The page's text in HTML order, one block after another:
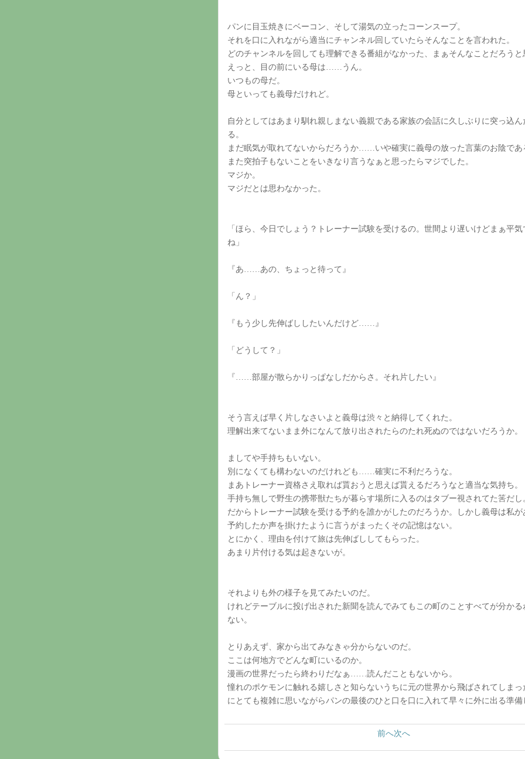
パンに目玉焼きにベーコン、そして湯気の立ったコーンスープ。
それを口に入れながら適当にチャンネル回していたらそんなことを言われた。
どのチャンネルを回しても理解できる番組がなかった、まぁそんなことだろうと
えっと、目の前にいる母は……うん。
いつもの母だ。
母といっても義母だけれど。
自分としてはあまり馴れ親しまない義親である家族の会話に久しぶりに突っ込ん
る。
まだ眠気が取れてないからだろうか……いや確実に義母の放った言葉のお陰であ
また突拍子もないことをいきなり言うなぁと思ったらマジでした。
マジか。
マジだとは思わなかった。
「ほら、今日でしょう？トレーナー試験を受けるの。世間より遅いけどまぁ平
ね」
『あ……あの、ちょっと待って』
「ん？」
『もう少し先伸ばししたいんだけど……』
「どうして？」
『……部屋が散らかりっぱなしだからさ。それ片したい』
そう言えば早く片しなさいよと義母は渋々と納得してくれた。
理解出来てないまま外になんて放り出されたらのたれ死ぬのではないだろうか。
ましてや手持ちもいない。
別になくても構わないのだけれども……確実に不利だろうな。
まあトレーナー資格さえ取れば貰おうと思えば貰えるだろうなと適当な気持ち。
手持ち無しで野生の携帯獣たちが暮らす場所に入るのはタブー視されてた筈だし
だからトレーナー試験を受ける予約を誰かがしたのだろうか。しかし義母は私が
予約したか声を掛けたように言うがまったくその記憶はない。
とにかく、理由を付けて旅は先伸ばししてもらった。
あまり片付ける気は起きないが。
それよりも外の様子を見てみたいのだ。
けれどテーブルに投げ出された新聞を読んでみてもこの町のことすべてが分かる
ない。
とりあえず、家から出てみなきゃ分からないのだ。
ここは何地方でどんな町にいるのか。
漫画の世界だったら終わりだなぁ……読んだこともないから。
憧れのポケモンに触れる嬉しさと知らないうちに元の世界から飛ばされてしまっ
にとても複雑に思いながらパンの最後のひと口を口に入れて早々に外に出る準備
前へ次へ